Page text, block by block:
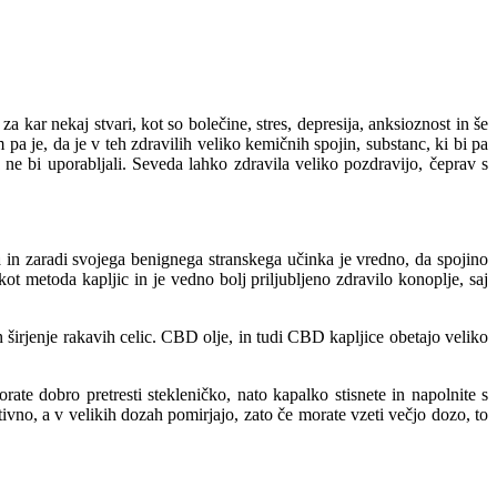
kar nekaj stvari, kot so bolečine, stres, depresija, anksioznost in še
je, da je v teh zdravilih veliko kemičnih spojin, substanc, ki bi pa
bi uporabljali. Seveda lahko zdravila veliko pozdravijo, čeprav s
svojega benignega stranskega učinka je vredno, da spojino
metoda kapljic in je vedno bolj priljubljeno zdravilo konoplje, saj
širjenje rakavih celic. CBD olje, in tudi CBD kapljice obetajo veliko
dobro pretresti stekleničko, nato kapalko stisnete in napolnite s
a v velikih dozah pomirjajo, zato če morate vzeti večjo dozo, to